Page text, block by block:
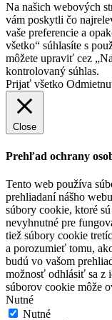
Na našich webových
vám poskytli čo
vaše preferencie a
všetko“ súhlasíte s
môžete upraviť cez
kontrolovaný súhlas.
Prijať všetko
Close
Prehľad ochrany
Tento web používa
prehliadaní nášho
súbory cookie, ktoré
nevyhnutné pre
tiež súbory cookie
a porozumieť tomu,
budú vo vašom
možnosť odhlásiť sa z
súborov cookie môže
Nutné
Nutné